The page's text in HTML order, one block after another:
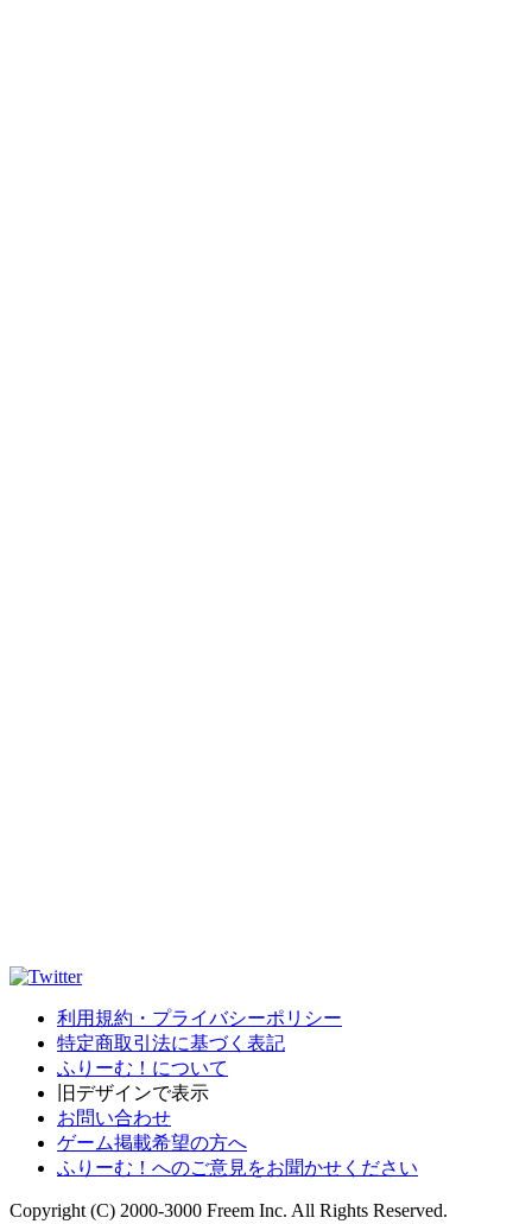
利用規約・プライバシーポリシー
特定商取引法に基づく表記
ふりーむ！について
旧デザインで表示
お問い合わせ
ゲーム掲載希望の方へ
ふりーむ！へのご意見をお聞かせください
Copyright (C) 2000-3000 Freem Inc. All Rights Reserved.